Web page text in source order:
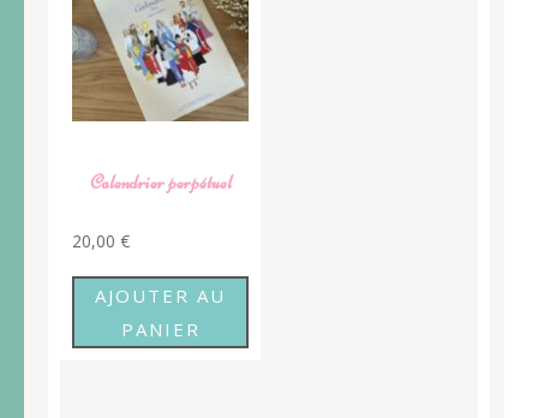
Calendrier perpétuel
20,00 €
AJOUTER AU
PANIER